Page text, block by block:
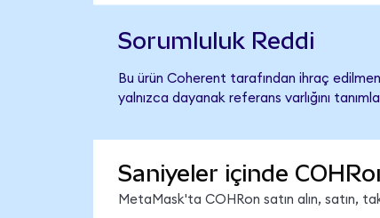
Sorumluluk Reddi
Bu ürün Coherent tarafından ihraç
yalnızca dayanak referans varlığını
Saniyeler içinde
MetaMask'ta COHRon satın alın, satın,